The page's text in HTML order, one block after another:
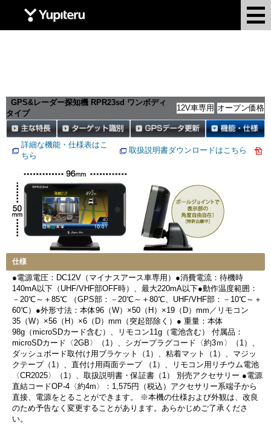
GPS&レーダー探知機 RPR23sd ワンボディ
タイプ
12V車専用 オープン価格
詳細な機能・仕様表はこ
ちら
取扱説明書ダウンロードはこちら
仕様
●電源電圧：DC12V（マイナスアース車専用）●消費電流：待機時
140mA以下（UHF/VHF部OFF時）、最大220mA以下●動作温度範囲：
－20℃～＋85℃ （GPS部：－20℃～＋80℃、UHF/VHF部：－10℃～＋
60℃）●外形寸法：本体96（W）×50（H）×19（D）mm／リモコン
35（W）×56（H）×6（D）mm（突起部除く）● 重量：本体
98g（microSDカード含む）、リモコン11g（電池含む） 付属品：
microSDカード〈2GB〉（1）、シガープラグコード〈約3ｍ〉（1）、
ダッシュボード取付け用ブラケット（1）、粘着マット（1）、マジッ
クテープ（1）、直付け用両面テープ （1）、リモコン用リチウム電池
〈CR2025〉（1）、取扱説明書・保証書（1） 別売アクセサリー ●電源
直結コードOP-4〈約4m〉：1,575円（税込）アクセサリー系端子から
直接、電源をとることができます。 ※本機の仕様および外観は、改良
のため予告なく変更することがあります。あらかじめご了承くださ
い。